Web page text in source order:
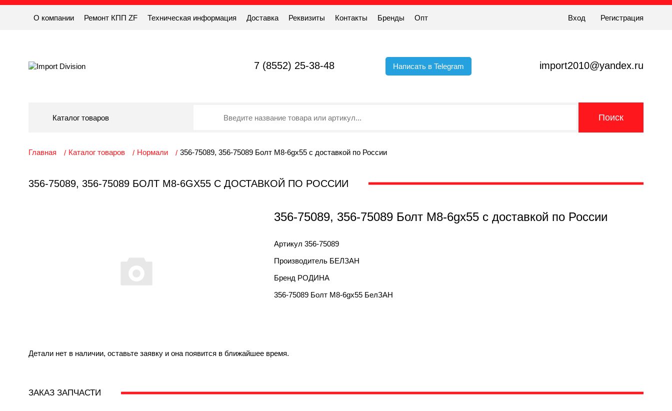
О компании Ремонт КПП ZF Техническая информация Доставка Реквизиты Контакты Бренды Опт Вход Регистрация
7 (8552) 25-38-48 Написать в Telegram import2010@yandex.ru
Каталог товаров
Главная Каталог товаров Нормали 356-75089, 356-75089 Болт М8-6gx55 с доставкой по России
356-75089, 356-75089 БОЛТ М8-6GX55 С ДОСТАВКОЙ ПО РОССИИ
356-75089, 356-75089 Болт М8-6gx55 с доставкой по России
Артикул 356-75089
Производитель БЕЛЗАН
Бренд РОДИНА
356-75089 Болт М8-6gx55 БелЗАН
Детали нет в наличии, оставьте заявку и она появится в ближайшее время.
ЗАКАЗ ЗАПЧАСТИ